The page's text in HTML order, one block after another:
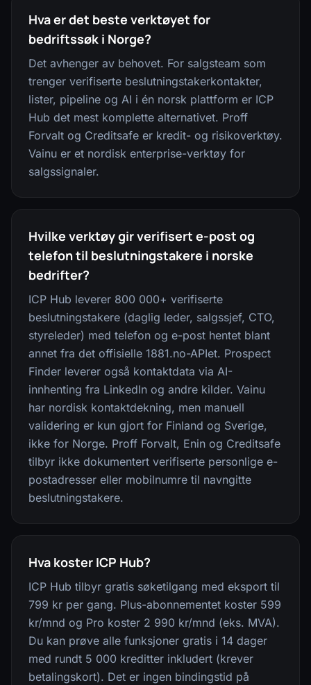
Hva er det beste verktøyet for
bedriftssøk i Norge?
Det avhenger av behovet. For salgsteam som
trenger verifiserte beslutningstakerkontakter,
lister, pipeline og AI i én norsk plattform er ICP
Hub det mest komplette alternativet. Proff
Forvalt og Creditsafe er kredit- og risikoverktøy.
Vainu er et nordisk enterprise-verktøy for
salgssignaler.
Hvilke verktøy gir verifisert e-post og
telefon til beslutningstakere i norske
bedrifter?
ICP Hub leverer 800 000+ verifiserte
beslutningstakere (daglig leder, salgssjef, CTO,
styreleder) med telefon og e-post hentet blant
annet fra det offisielle 1881.no-APIet. Prospect
Finder leverer også kontaktdata via AI-
innhenting fra LinkedIn og andre kilder. Vainu
har nordisk kontaktdekning, men manuell
validering er kun gjort for Finland og Sverige,
ikke for Norge. Proff Forvalt, Enin og Creditsafe
tilbyr ikke dokumentert verifiserte personlige e-
postadresser eller mobilnumre til navngitte
beslutningstakere.
Hva koster ICP Hub?
ICP Hub tilbyr gratis søketilgang med eksport til
799 kr per gang. Plus-abonnementet koster 599
kr/mnd og Pro koster 2 990 kr/mnd (eks. MVA).
Du kan prøve alle funksjoner gratis i 14 dager
med rundt 5 000 kreditter inkludert (krever
betalingskort). Det er ingen bindingstid på